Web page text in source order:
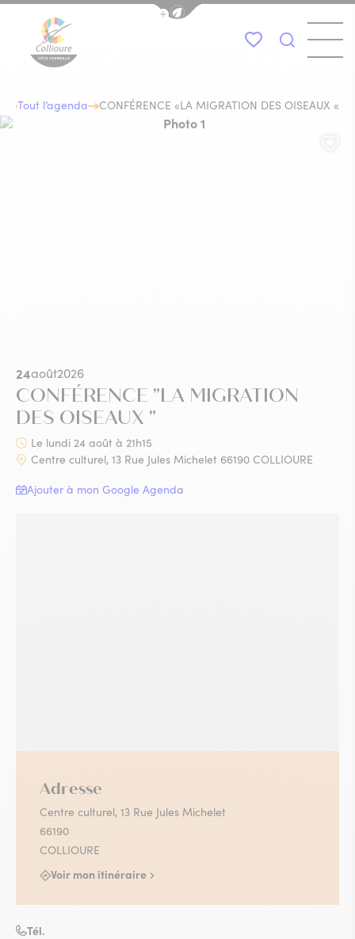
Afficher la barre de navigation du
Mes favoris
Je
Tout l’agenda CONFÉRENCE «LA MIGRATION DES OISEAUX «
24août2026
CONFÉRENCE "LA MIGRATION
DES OISEAUX "
Le lundi 24 août à 21h15
Centre culturel, 13 Rue Jules Michelet 66190 COLLIOURE
Ajouter à mon Google Agenda
Photo 1, © joseph hiard
Adresse
Centre culturel, 13 Rue Jules Michelet
66190
COLLIOURE
Voir mon itinéraire
Tél.